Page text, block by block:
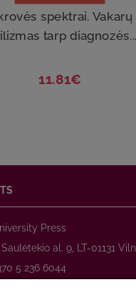
spektrai. Vakarų
tarp diagnozės...
11.81€
Press
al. 9, LT-01131
5 236 6044